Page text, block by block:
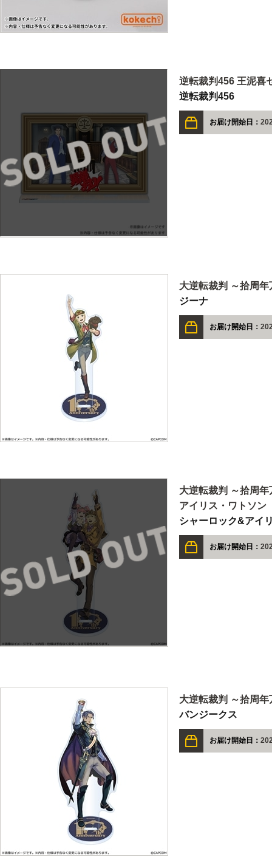
逆転裁判456 王泥喜
逆転裁判456
お届け開始日：
大逆転裁判 ～拾周
ジーナ
お届け開始日：
大逆転裁判 ～拾周
アイリス・ワトソン
シャーロック&アイ
お届け開始日：
大逆転裁判 ～拾周
バンジークス
お届け開始日：